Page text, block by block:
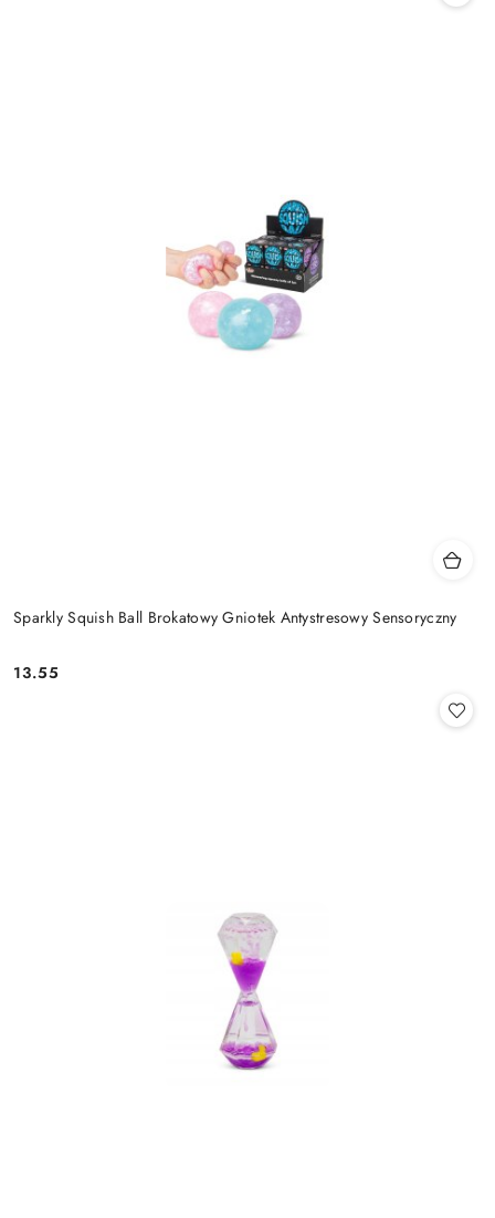
Sparkly Squish Ball Brokatowy Gniotek Antystresowy Sensoryczny
Cena:
13.55